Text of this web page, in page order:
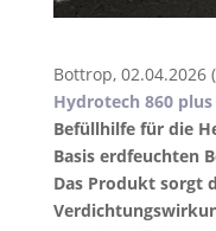
Bottrop, 02.04.2026
Hydrotech 860 plus
Befüllhilfe für die
Basis erdfeuchten
Das Produkt sorgt